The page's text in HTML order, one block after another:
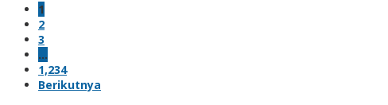
1
2
3
…
1,234
Berikutnya